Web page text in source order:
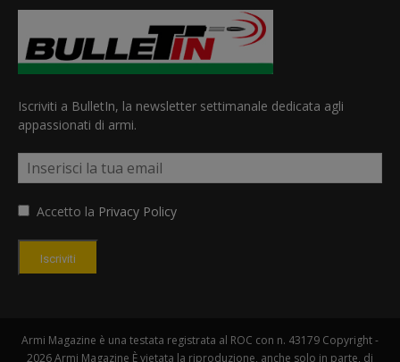
Iscriviti a BulletIn, la newsletter settimanale dedicata agli
appassionati di armi.
Accetto la Privacy Policy
Iscriviti
Armi Magazine è una testata registrata al ROC con n. 43179 Copyright -
2026 Armi Magazine È vietata la riproduzione, anche solo in parte, di